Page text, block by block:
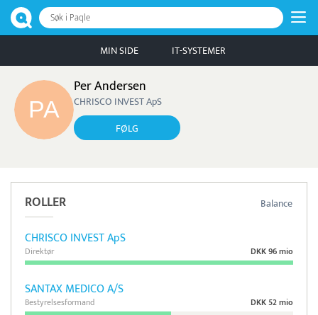
Søk i Paqle
MIN SIDE IT-SYSTEMER
Per Andersen
CHRISCO INVEST ApS
FØLG
Balance
ROLLER
CHRISCO INVEST ApS
DKK 96 mio
Direktør
SANTAX MEDICO A/S
DKK 52 mio
Bestyrelsesformand